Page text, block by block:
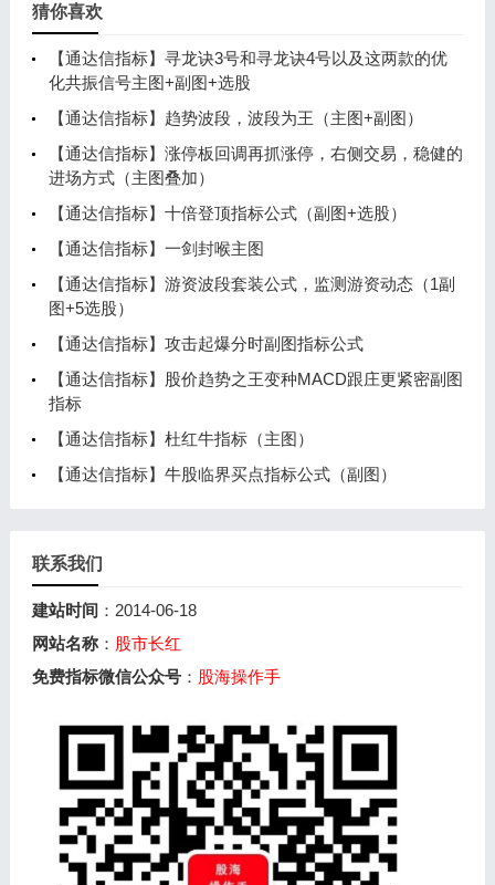
猜你喜欢
【通达信指标】寻龙诀3号和寻龙诀4号以及这两款的优
化共振信号主图+副图+选股
【通达信指标】趋势波段，波段为王（主图+副图）
【通达信指标】涨停板回调再抓涨停，右侧交易，稳健的
进场方式（主图叠加）
【通达信指标】十倍登顶指标公式（副图+选股）
【通达信指标】一剑封喉主图
【通达信指标】游资波段套装公式，监测游资动态（1副
图+5选股）
【通达信指标】攻击起爆分时副图指标公式
【通达信指标】股价趋势之王变种MACD跟庄更紧密副图
指标
【通达信指标】杜红牛指标（主图）
【通达信指标】牛股临界买点指标公式（副图）
联系我们
建站时间 ：2014-06-18
网站名称： 股市长红
免费指标微信公众号： 股海操作手